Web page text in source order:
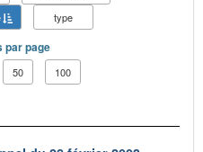
type
par page
50 100